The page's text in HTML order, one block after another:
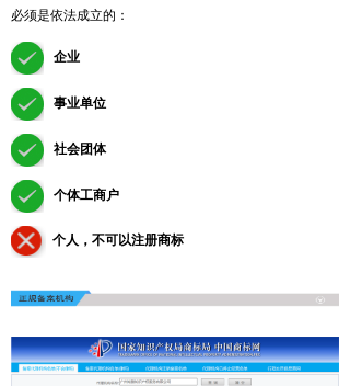
必须是依法成立的：
企业
事业单位
社会团体
个体工商户
个人，不可以注册商标